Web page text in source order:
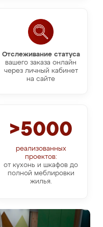
Отслеживание статуса
вашего заказа онлайн
через личный кабинет
на сайте
>5000
реализованных
проектов:
от кухонь и шкафов до
полной меблировки
жилья.